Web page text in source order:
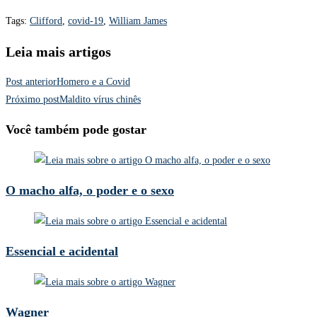
Tags: Clifford, covid-19, William James
Leia mais artigos
Post anteriorHomero e a Covid
Próximo postMaldito vírus chinês
Você também pode gostar
O macho alfa, o poder e o sexo
Essencial e acidental
Wagner